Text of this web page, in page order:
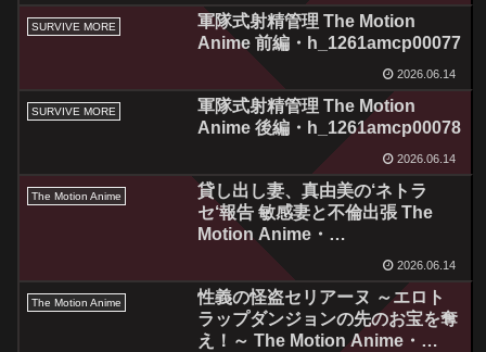
SURVIVE MORE
軍隊式射精管理 The Motion
Anime 前編・h_1261amcp00077
2026.06.14
SURVIVE MORE
軍隊式射精管理 The Motion
Anime 後編・h_1261amcp00078
2026.06.14
The Motion Anime
貸し出し妻、真由美の‘ネトラ
セ‘報告 敏感妻と不倫出張 The
Motion Anime・
h_1322sgcp00006
2026.06.14
The Motion Anime
性義の怪盗セリアーヌ ～エロト
ラップダンジョンの先のお宝を奪
え！～ The Motion Anime・